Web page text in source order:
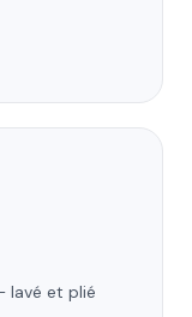
lavé et plié